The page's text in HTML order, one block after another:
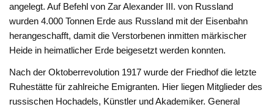
angelegt. Auf Befehl von Zar Alexander III. von Russland
wurden 4.000 Tonnen Erde aus Russland mit der Eisenbahn
herangeschafft, damit die Verstorbenen inmitten märkischer
Heide in heimatlicher Erde beigesetzt werden konnten.
Nach der Oktoberrevolution 1917 wurde der Friedhof die letzte
Ruhestätte für zahlreiche Emigranten. Hier liegen Mitglieder des
russischen Hochadels, Künstler und Akademiker. General